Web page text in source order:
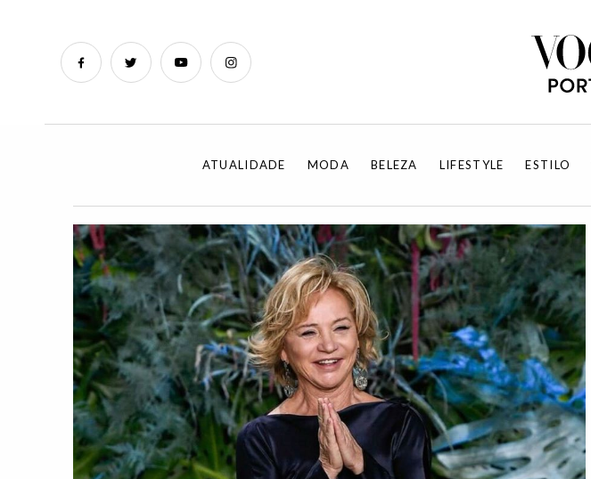
ATUALIDADE MODA BELEZA LIFESTYLE ESTILO